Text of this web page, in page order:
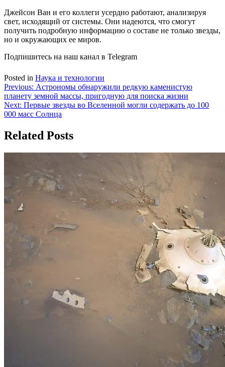
Джейсон Ван и его коллеги усердно работают, анализируя
свет, исходящий от системы. Они надеются, что смогут
получить подробную информацию о составе не только звезды,
но и окружающих ее миров.
Подпишитесь на наш канал в Telegram
Posted in Наука и технологии
Навигация
по
записям
Previous: Астрономы обнаружили редкую каменистую
планету земной массы, пригодную для поиска жизни
Next: Первые звезды во Вселенной могли содержать до 100
000 масс Солнца
Related Posts